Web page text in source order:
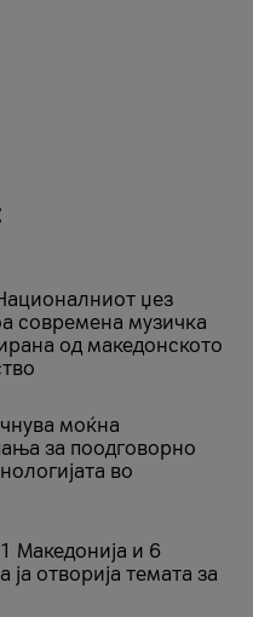
џез
современа музичка
од македонското
моќна
за поодговорно
во
Македонија и 6
отворија темата за